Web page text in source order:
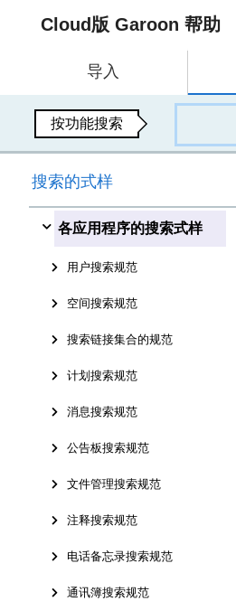
Cloud版 Garoon 帮助
导入
按功能搜索
搜索的式样
各应用程序的搜索式样
用户搜索规范
空间搜索规范
搜索链接集合的规范
计划搜索规范
消息搜索规范
公告板搜索规范
文件管理搜索规范
注释搜索规范
电话备忘录搜索规范
通讯簿搜索规范